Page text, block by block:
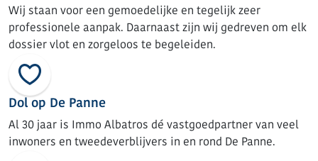
Wij staan voor een gemoedelijke en tegelijk zeer
professionele aanpak. Daarnaast zijn wij gedreven om elk
dossier vlot en zorgeloos te begeleiden.
Dol op De Panne
Al 30 jaar is Immo Albatros dé vastgoedpartner van veel
inwoners en tweedeverblijvers in en rond De Panne.